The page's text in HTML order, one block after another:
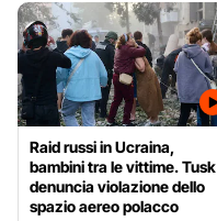
Raid russi in Ucraina,
bambini tra le vittime. Tusk
denuncia violazione dello
spazio aereo polacco